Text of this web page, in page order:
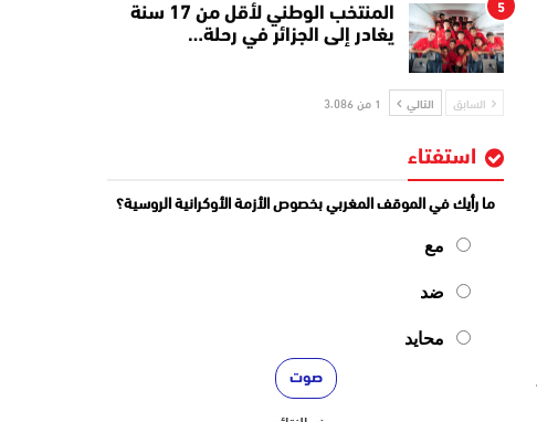
5
المنتخب الوطني لأقل من 17 سنة
يغادر إلى الجزائر في رحلة…
السابق التالي 1 من 3٬086
استفتاء
ما رأيك في الموقف المغربي بخصوص الأزمة الأوكرانية الروسية؟
مع
ضد
محايد